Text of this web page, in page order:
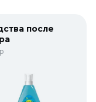
после